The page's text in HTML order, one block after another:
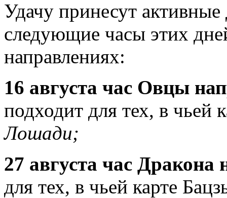
Удачу принесут
следующие часы этих
направлениях:
16 августа час Овцы
подходит для тех, в чьей
Лошади;
27 августа час
для тех, в чьей карте